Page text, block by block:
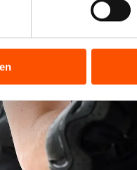
over uw
combineren met
partners kunnen
geldt volgens de
in onscookiebeleid.